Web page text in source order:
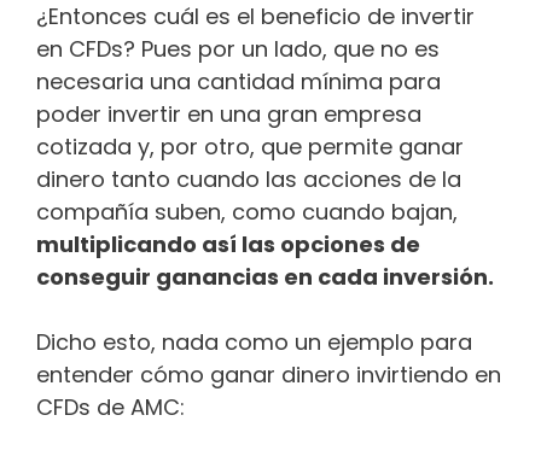
¿Entonces cuál es el beneficio de invertir
en CFDs? Pues por un lado, que no es
necesaria una cantidad mínima para
poder invertir en una gran empresa
cotizada y, por otro, que permite ganar
dinero tanto cuando las acciones de la
compañía suben, como cuando bajan,
multiplicando así las opciones de
conseguir ganancias en cada inversión.
Dicho esto, nada como un ejemplo para
entender cómo ganar dinero invirtiendo en
CFDs de AMC: